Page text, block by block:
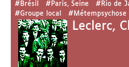
#Brésil #Paris, Seine #Rio de
#Groupe local
#Métempsychose
Leclerc,